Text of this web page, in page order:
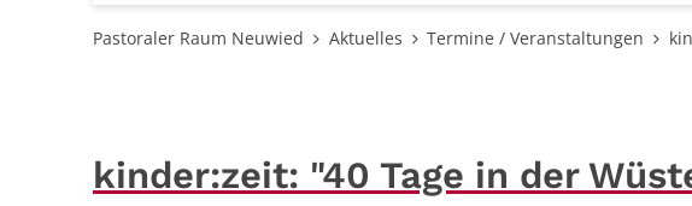
Pastoraler Raum Neuwied Aktuelles Termine / Veranstaltungen
kinder:zeit: "40 Tage in der